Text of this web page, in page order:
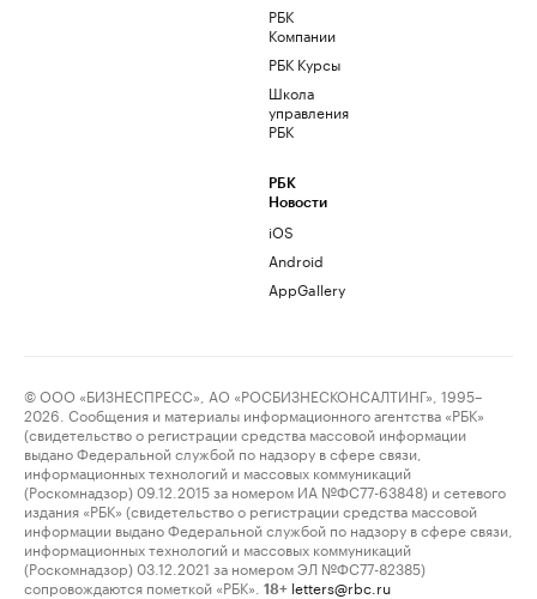
РБК
Компании
РБК Курсы
Школа
управления
РБК
РБК
Новости
iOS
Android
AppGallery
© ООО «БИЗНЕСПРЕСС», АО «РОСБИЗНЕСКОНСАЛТИНГ», 1995–
2026. Сообщения и материалы информационного агентства «РБК»
(свидетельство о регистрации средства массовой информации
выдано Федеральной службой по надзору в сфере связи,
информационных технологий и массовых коммуникаций
(Роскомнадзор) 09.12.2015 за номером ИА №ФС77-63848) и сетевого
издания «РБК» (свидетельство о регистрации средства массовой
информации выдано Федеральной службой по надзору в сфере связи,
информационных технологий и массовых коммуникаций
(Роскомнадзор) 03.12.2021 за номером ЭЛ №ФС77-82385)
сопровождаются пометкой «РБК».
18+ letters@rbc.ru